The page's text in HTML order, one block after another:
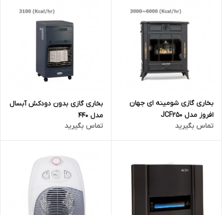
بخاری گازی شومینه ای جهان
افروز مدل JCF250
تماس بگیرید
بخاری گازی بدون دودکش آبسال
مدل 440
تماس بگیرید